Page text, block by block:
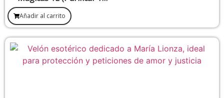
Atraer Todo Lo Bueno)
Añadir al carrito